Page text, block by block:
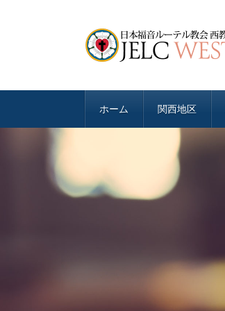
ホーム 関西地区